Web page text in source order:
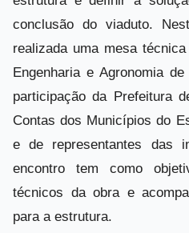
conclusão do viaduto.
realizada uma mesa
Engenharia e Agronomia
participação da Prefeitura
Contas dos Municípios do
e de representantes das
encontro tem como
técnicos da obra e
para a estrutura.